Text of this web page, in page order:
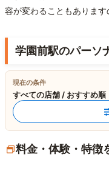
容が変わることもあります
学園前駅のパーソ
現在の条件
すべての店舗 / おすすめ順
料金・体験・特徴